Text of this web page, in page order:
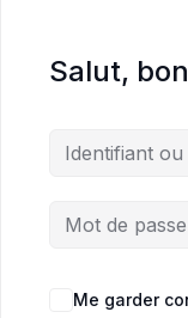
Salut,
Me garder